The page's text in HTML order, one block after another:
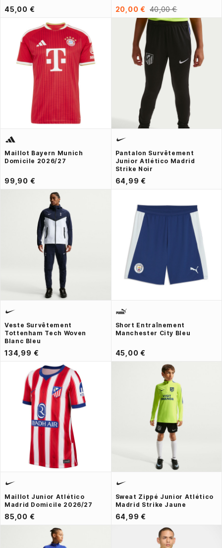
45,00 € 20,00 € 40,00 €
Maillot Bayern Munich
Domicile 2026/27
99,90 €
Pantalon Survêtement
Junior Atlético Madrid
Strike Noir
64,99 €
Veste Survêtement
Tottenham Tech Woven
Blanc Bleu
134,99 €
Short Entraînement
Manchester City Bleu
45,00 €
Maillot Junior Atlético
Madrid Domicile 2026/27
85,00 €
Sweat Zippé Junior Atlético
Madrid Strike Jaune
64,99 €